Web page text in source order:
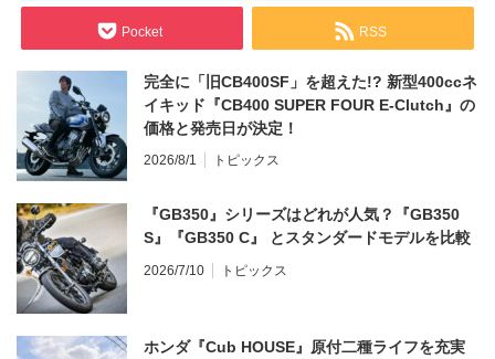
Pocket RSS
完全に「旧CB400SF」を超えた!? 新型400ccネ
イキッド『CB400 SUPER FOUR E-Clutch』の
価格と発売日が決定！
2026/8/1 トピックス
『GB350』シリーズはどれが人気？『GB350
S』『GB350 C』 とスタンダードモデルを比較
2026/7/10 トピックス
ホンダ『Cub HOUSE』原付二種ライフを充実